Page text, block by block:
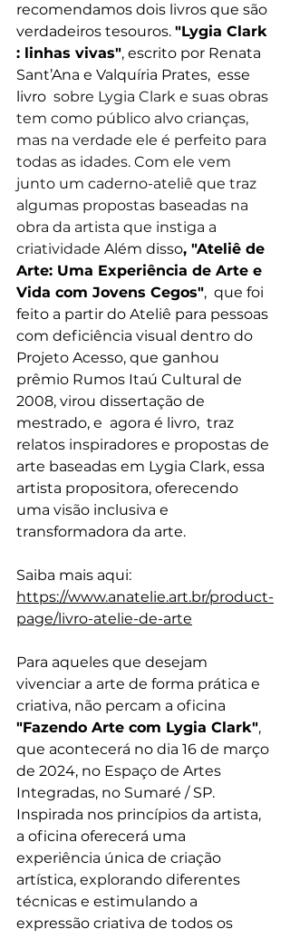
recomendamos dois livros que são
verdadeiros tesouros. "Lygia Clark
: linhas vivas", escrito por Renata
Sant’Ana e Valquíria Prates,  esse
livro sobre Lygia Clark e suas obras
tem como público alvo crianças,
mas na verdade ele é perfeito para
todas as idades. Com ele vem
junto um caderno-ateliê que traz
algumas propostas baseadas na
obra da artista que instiga a
criatividade Além disso, "Ateliê de
Arte: Uma Experiência de Arte e
Vida com Jovens Cegos",  que foi
feito a partir do Ateliê para pessoas
com deficiência visual dentro do
Projeto Acesso, que ganhou
prêmio Rumos Itaú Cultural de
2008, virou dissertação de
mestrado, e  agora é livro,  traz
relatos inspiradores e propostas de
arte baseadas em Lygia Clark, essa
artista propositora, oferecendo
uma visão inclusiva e
transformadora da arte.
Saiba mais aqui:
https://www.anatelie.art.br/product-
page/livro-atelie-de-arte
Para aqueles que desejam
vivenciar a arte de forma prática e
criativa, não percam a oficina
"Fazendo Arte com Lygia Clark",
que acontecerá no dia 16 de março
de 2024, no Espaço de Artes
Integradas, no Sumaré / SP.
Inspirada nos princípios da artista,
a oficina oferecerá uma
experiência única de criação
artística, explorando diferentes
técnicas e estimulando a
expressão criativa de todos os